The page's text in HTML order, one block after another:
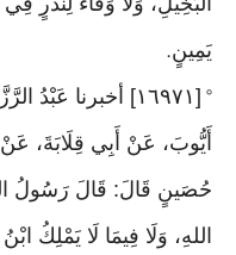
يَمِينٍ.
°
[١٦٩٧١] أخبرنا
أَيُّوبَ، عَنْ أَبِي قِلَابَةَ،
حُصَينٍ قَالَ: قَالَ رَسُولُ
اللهِ، وَلَا فِيمَا لَا يَمْلِكُ